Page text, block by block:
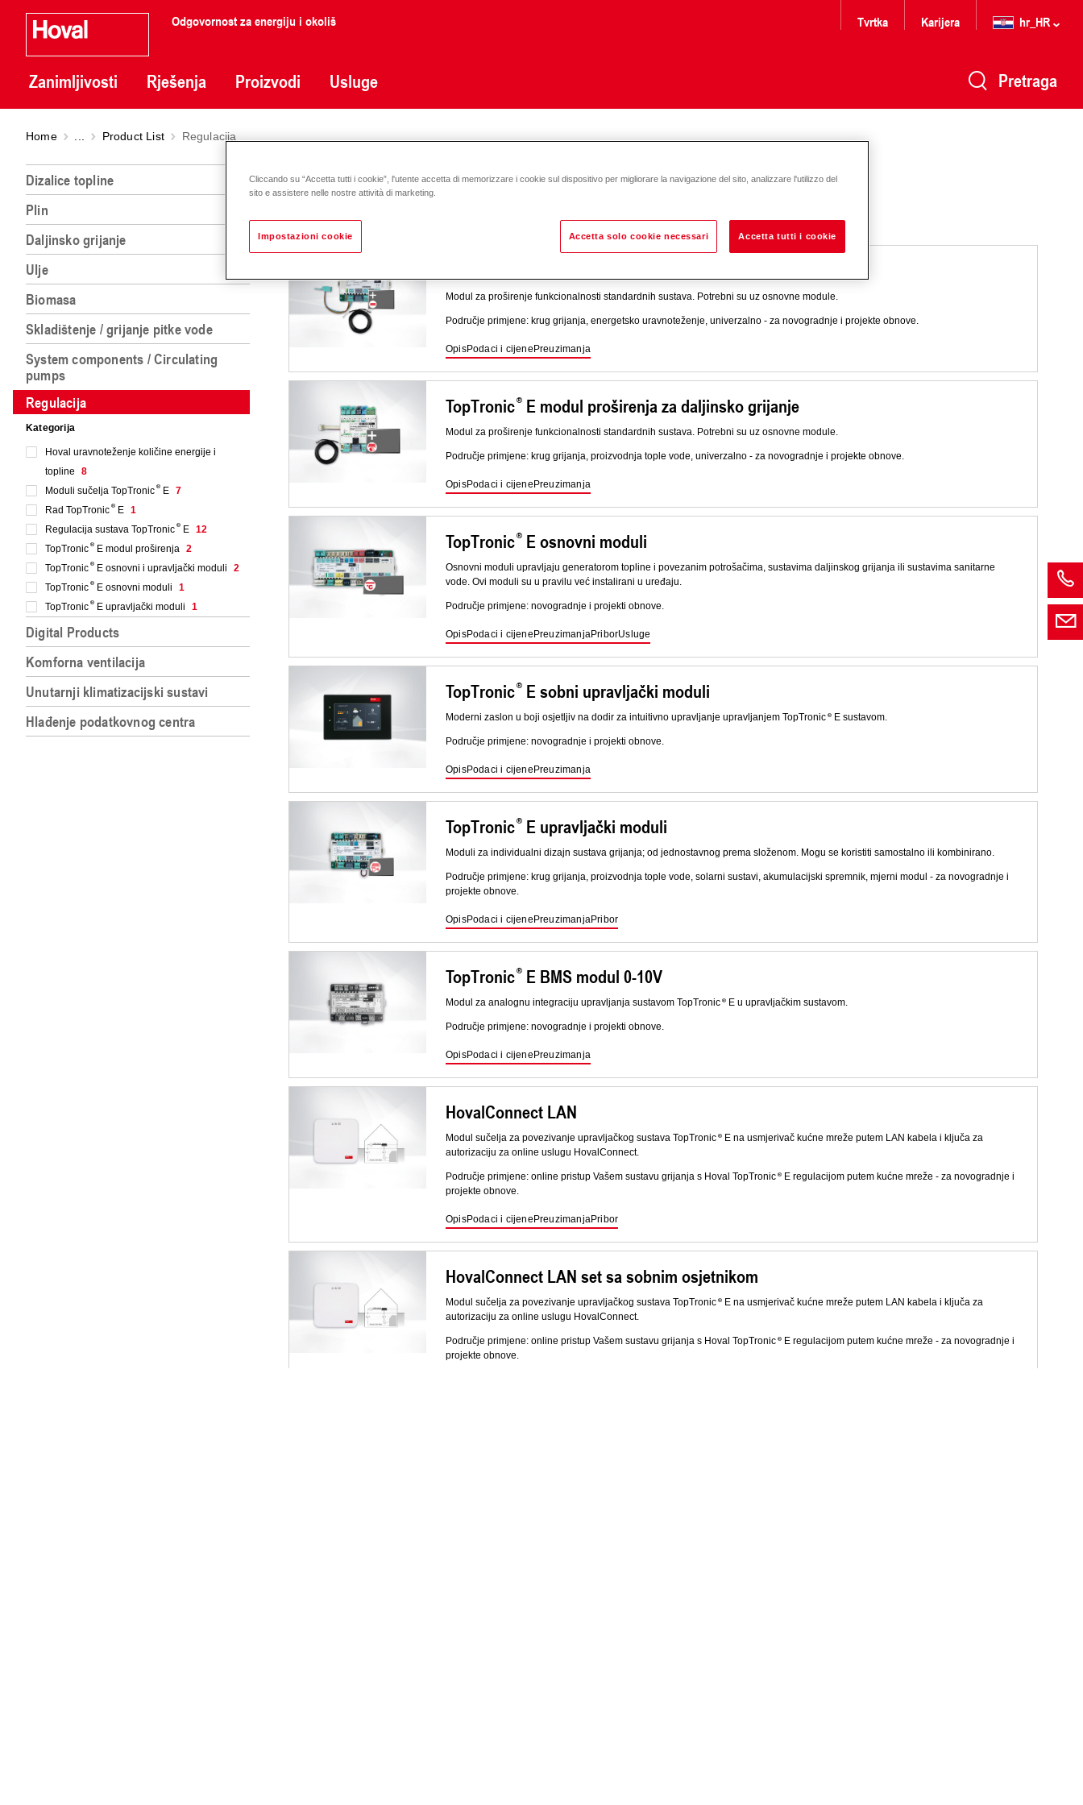
Odgovornost za energiju i okoliš
Zanimljivosti Rješenja Proizvodi Usluge
Tvrtka Karijera hr_HR
Pretraga
Home Product List Regulacija
Dizalice topline
Plin
Daljinsko grijanje
Ulje
Biomasa
Skladištenje / grijanje pitke vode
System components / Circulating
pumps
Regulacija
Kategorija
Hoval uravnoteženje količine energije i
topline
8
Moduli sučelja TopTronic
E 7
Rad TopTronic
E 1
Regulacija sustava TopTronic
E 12
TopTronic
E modul proširenja 2
TopTronic
E osnovni i upravljački moduli
2
TopTronic
E osnovni moduli
1
TopTronic
E upravljački moduli 1
Digital Products
Komforna ventilacija
Unutarnji klimatizacijski sustavi
Hlađenje podatkovnog centra
Regulacija
REGULACIJA SUSTAVA TOPTRONIC
Modul za proširenje funkcionalnosti standardnih sustava. Potrebni su uz osnovne module.
Područje primjene: krug grijanja, energetsko uravnoteženje, univerzalno - za novogradnje i projekte obnove.
OpisPodaci i cijene Preuzimanja
TopTronic E modul proširenja za daljinsko grijanje
Modul za proširenje funkcionalnosti standardnih sustava. Potrebni su uz osnovne module.
Područje primjene: krug grijanja, proizvodnja tople vode, univerzalno - za novogradnje i projekte obnove.
OpisPodaci i cijene Preuzimanja
TopTronic E osnovni moduli
Osnovni moduli upravljaju generatorom topline i povezanim potrošačima, sustavima daljinskog grijanja ili sustavima sanitarne
vode. Ovi moduli su u pravilu već instalirani u uređaju.
Područje primjene: novogradnje i projekti obnove.
OpisPodaci i cijene PreuzimanjaPriborUsluge
TopTronic E sobni upravljački moduli
Moderni zaslon u boji osjetljiv na dodir za intuitivno upravljanje upravljanjem TopTronic E sustavom.
Područje primjene: novogradnje i projekti obnove.
OpisPodaci i cijene Preuzimanja
TopTronic E upravljački moduli
Moduli za individualni dizajn sustava grijanja; od jednostavnog prema složenom. Mogu se koristiti samostalno ili kombinirano.
Područje primjene: krug grijanja, proizvodnja tople vode, solarni sustavi, akumulacijski spremnik, mjerni modul - za novogradnje i
projekte obnove.
OpisPodaci i cijene PreuzimanjaPribor
TopTronic E BMS modul 0-10V
Modul za analognu integraciju upravljanja sustavom TopTronic E u upravljačkim sustavom.
Područje primjene: novogradnje i projekti obnove.
OpisPodaci i cijene Preuzimanja
HovalConnect LAN
Modul sučelja za povezivanje upravljačkog sustava TopTronic
E na usmjerivač kućne mreže putem LAN kabela i ključa za
autorizaciju za online uslugu HovalConnect.
Područje primjene: online pristup Vašem sustavu grijanja s Hoval TopTronic
E regulacijom putem kućne mreže - za novogradnje i
projekte obnove.
OpisPodaci i cijene PreuzimanjaPribor
HovalConnect LAN set sa sobnim osjetnikom
Modul sučelja za povezivanje upravljačkog sustava TopTronic
E na usmjerivač kućne mreže putem LAN kabela i ključa za
autorizaciju za online uslugu HovalConnect.
Područje primjene: online pristup Vašem sustavu grijanja s Hoval TopTronic
E regulacijom putem kućne mreže - za novogradnje i
projekte obnove.
Cliccando su “Accetta tutti i cookie”, l'utente accetta di memorizzare i cookie sul dispositivo per migliorare la navigazione del sito, analizzare l'utilizzo del
sito e assistere nelle nostre attività di marketing.
Impostazioni cookie Accetta solo cookie necessari Accetta tutti i cookie